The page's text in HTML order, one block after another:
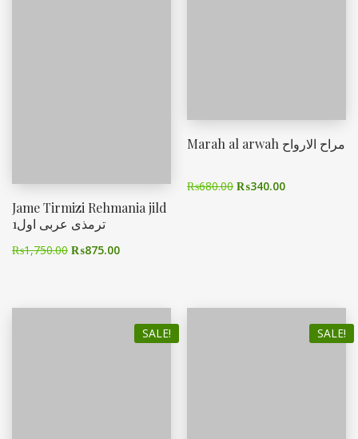
Jame Tirmizi Rehmania jild
1ترمذی عربی اول
₨1,750.00 ₨875.00
Marah al arwah مراح الارواح
₨680.00 ₨340.00
SALE! SALE!